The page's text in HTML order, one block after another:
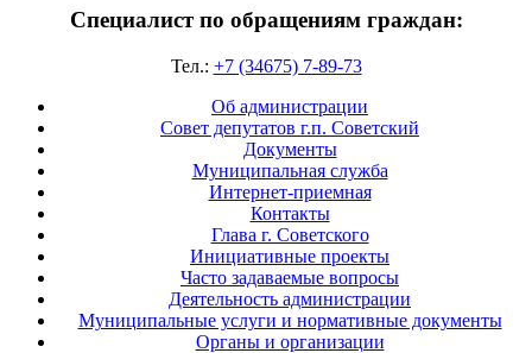
Специалист по обращениям граждан:
Тел.: +7 (34675) 7-89-73
Об администрации
Совет депутатов г.п. Советский
Документы
Муниципальная служба
Интернет-приемная
Контакты
Глава г. Советского
Инициативные проекты
Часто задаваемые вопросы
Деятельность администрации
Муниципальные услуги и нормативные документы
Органы и организации